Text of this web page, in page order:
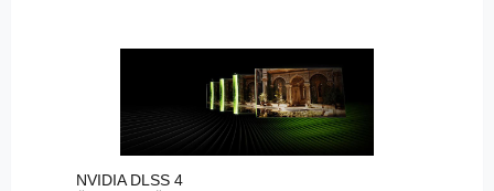
NVIDIA DLSS 4